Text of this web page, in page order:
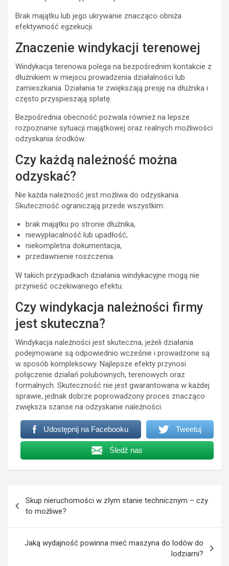
Brak majątku lub jego ukrywanie znacząco obniża
efektywność egzekucji.
Znaczenie windykacji terenowej
Windykacja terenowa polega na bezpośrednim kontakcie z
dłużnikiem w miejscu prowadzenia działalności lub
zamieszkania. Działania te zwiększają presję na dłużnika i
często przyspieszają spłatę.
Bezpośrednia obecność pozwala również na lepsze
rozpoznanie sytuacji majątkowej oraz realnych możliwości
odzyskania środków.
Czy każdą należność można
odzyskać?
Nie każda należność jest możliwa do odzyskania.
Skuteczność ograniczają przede wszystkim:
brak majątku po stronie dłużnika,
niewypłacalność lub upadłość,
niekompletna dokumentacja,
przedawnienie roszczenia.
W takich przypadkach działania windykacyjne mogą nie
przynieść oczekiwanego efektu.
Czy windykacja należności firmy
jest skuteczna?
Windykacja należności jest skuteczna, jeżeli działania
podejmowane są odpowiednio wcześnie i prowadzone są
w sposób kompleksowy. Najlepsze efekty przynosi
połączenie działań polubownych, terenowych oraz
formalnych. Skuteczność nie jest gwarantowana w każdej
sprawie, jednak dobrze poprowadzony proces znacząco
zwiększa szanse na odzyskanie należności.
Udostępnij na Facebooku Tweetuj
Śledź nas
wpisu
Skup nieruchomości w złym stanie technicznym – czy
to możliwe?
Jaką wydajność powinna mieć maszyna do lodów do
lodziarni?